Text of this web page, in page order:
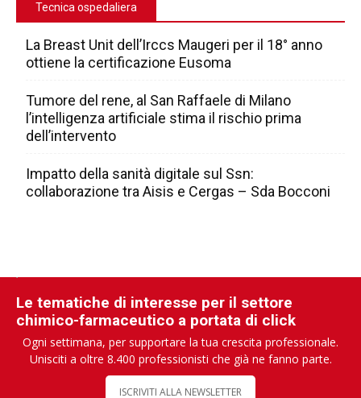
Tecnica ospedaliera
La Breast Unit dell’Irccs Maugeri per il 18° anno
ottiene la certificazione Eusoma
Tumore del rene, al San Raffaele di Milano
l’intelligenza artificiale stima il rischio prima
dell’intervento
Impatto della sanità digitale sul Ssn:
collaborazione tra Aisis e Cergas – Sda Bocconi
Le tematiche di interesse per il settore
chimico-farmaceutico a portata di click
Ogni settimana, per supportare la tua crescita professionale.
Unisciti a oltre 8.400 professionisti che già ne fanno parte.
ISCRIVITI ALLA NEWSLETTER